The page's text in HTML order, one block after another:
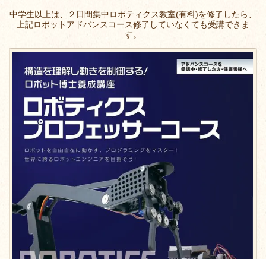
中学生以上は、２日間集中ロボティクス教室(有料)を修了したら、
上記ロボットアドバンスコース修了していなくても受講できま
す。